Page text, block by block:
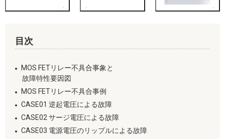
目次
MOS FETリレー不具合事象と
故障特性要因図
MOS FETリレー不具合事例
CASE01 逆起電圧による故障
CASE02 サージ電圧による故障
CASE03 電源電圧のリップルによる故障